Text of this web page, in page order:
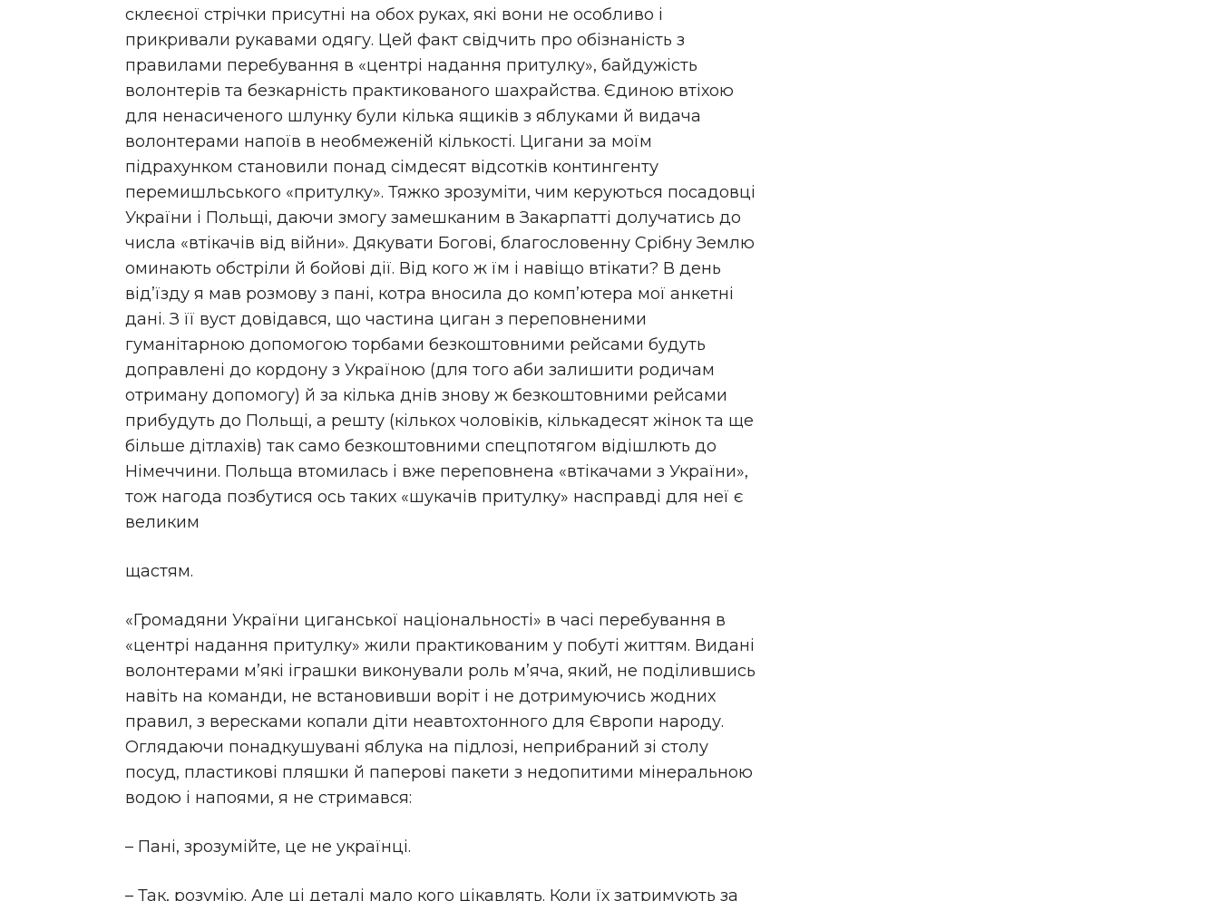
склеєної стрічки присутні на обох руках, які вони не особливо і
прикривали рукавами одягу. Цей факт свідчить про обізнаність з
правилами перебування в «центрі надання притулку», байдужість
волонтерів та безкарність практикованого шахрайства. Єдиною втіхою
для ненасиченого шлунку були кілька ящиків з яблуками й видача
волонтерами напоїв в необмеженій кількості. Цигани за моїм
підрахунком становили понад сімдесят відсотків контингенту
перемишльського «притулку». Тяжко зрозуміти, чим керуються посадовці
України і Польщі, даючи змогу замешканим в Закарпатті долучатись до
числа «втікачів від війни». Дякувати Богові, благословенну Срібну Землю
оминають обстріли й бойові дії. Від кого ж їм і навіщо втікати? В день
від’їзду я мав розмову з пані, котра вносила до комп’ютера мої анкетні
дані. З її вуст довідався, що частина циган з переповненими
гуманітарною допомогою торбами безкоштовними рейсами будуть
доправлені до кордону з Україною (для того аби залишити родичам
отриману допомогу) й за кілька днів знову ж безкоштовними рейсами
прибудуть до Польщі, а решту (кількох чоловіків, кількадесят жінок та ще
більше дітлахів) так само безкоштовними спецпотягом відішлють до
Німеччини. Польща втомилась і вже переповнена «втікачами з України»,
тож нагода позбутися ось таких «шукачів притулку» насправді для неї є
великим
щастям.
«Громадяни України циганської національності» в часі перебування в
«центрі надання притулку» жили практикованим у побуті життям. Видані
волонтерами м’які іграшки виконували роль м’яча, який, не поділившись
навіть на команди, не встановивши воріт і не дотримуючись жодних
правил, з вересками копали діти неавтохтонного для Європи народу.
Оглядаючи понадкушувані яблука на підлозі, неприбраний зі столу
посуд, пластикові пляшки й паперові пакети з недопитими мінеральною
водою і напоями, я не стримався:
– Пані, зрозумійте, це не українці.
– Так, розумію. Але ці деталі мало кого цікавлять. Коли їх затримують за